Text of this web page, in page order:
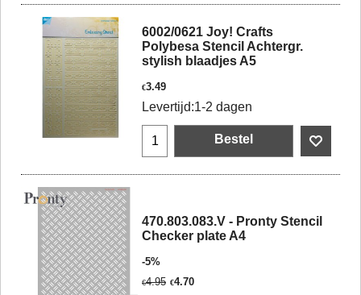
6002/0621 Joy! Crafts
Polybesa Stencil Achtergr.
stylish blaadjes A5
€3.49
Levertijd:1-2 dagen
Bestel
470.803.083.V - Pronty Stencil
Checker plate A4
-5%
€4.95 €4.70